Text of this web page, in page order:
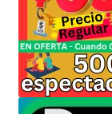
JuanSabeloTodo